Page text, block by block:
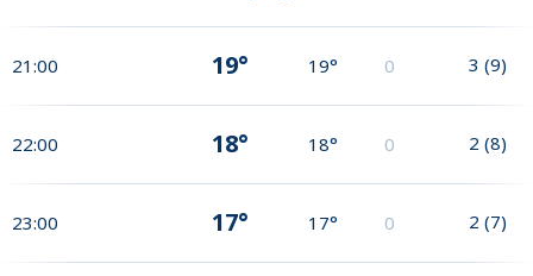
21:00 19° 19° 0 3 (9)
22:00 18° 18° 0 2 (8)
23:00 17° 17° 0 2 (7)